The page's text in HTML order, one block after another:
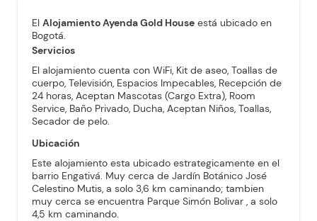
El Alojamiento Ayenda Gold House está ubicado en
Bogotá.
Servicios
El alojamiento cuenta con WiFi, Kit de aseo, Toallas de
cuerpo, Televisión, Espacios Impecables, Recepción de
24 horas, Aceptan Mascotas (Cargo Extra), Room
Service, Baño Privado, Ducha, Aceptan Niños, Toallas,
Secador de pelo.
Ubicación
Este alojamiento esta ubicado estrategicamente en el
barrio Engativá. Muy cerca de Jardín Botánico José
Celestino Mutis, a solo 3,6 km caminando; tambien
muy cerca se encuentra Parque Simón Bolivar , a solo
4,5 km caminando.